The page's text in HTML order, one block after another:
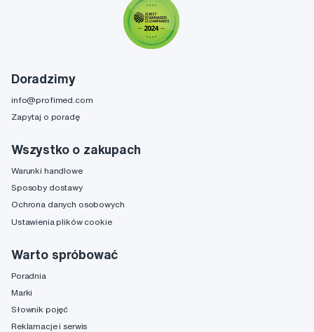
Doradzimy
info@profimed.com
Zapytaj o poradę
Wszystko o zakupach
Warunki handlowe
Sposoby dostawy
Ochrona danych osobowych
Ustawienia plików cookie
Warto spróbować
Poradnia
Marki
Słownik pojęć
Reklamacje i serwis